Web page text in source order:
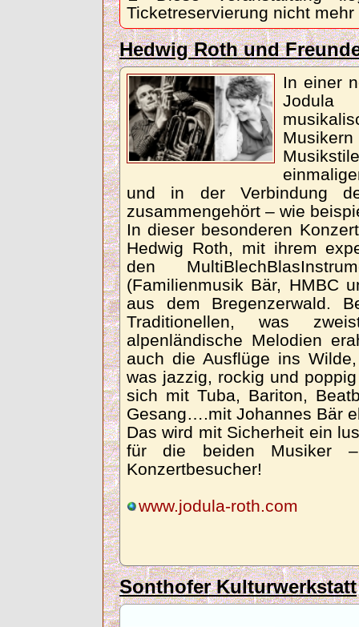
Ticketreservierung nicht
Hedwig Roth und
In einer
und in der Verbindung
zusammengehört – wie
In dieser besonderen
Hedwig Roth, mit ihrem
den
(Familienmusik Bär, HMBC
aus dem Bregenzerwald.
Traditionellen, was
alpenländische Melodien
auch die Ausflüge ins
was jazzig, rockig und
sich mit Tuba, Bariton,
Gesang….mit Johannes Bär
Das wird mit Sicherheit ein
für die beiden Musiker
Konzertbesucher!
www.jodula-roth.com
Sonthofer Kulturwerkstatt